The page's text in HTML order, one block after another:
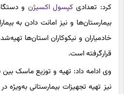
بیمارستان‌ها و نیز امانت دادن به
خادمیاران و نیکوکاران استان‌ها
قرارگرفته است.
وی ادامه داد: تهیه و توزیع ماسک بین
نیز تهیه تجهیزات بیمارستانی به‌ویژه
محروم بوده و توان تهیه آن‌ها را